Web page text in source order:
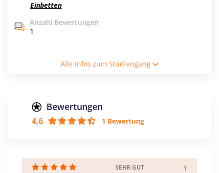
Einbetten
Anzahl Bewertungen
1
Vollzeitstudium
Creditpoints
3 Semester
Alle Infos zum Studiengang
Bewertungen
4,6 1 Bewertung
SEHR GUT 1